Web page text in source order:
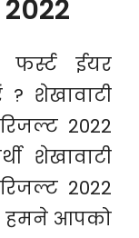
फर्स्ट ईयर
शेखावाटी
2022
शेखावाटी
2022
हमने आपको